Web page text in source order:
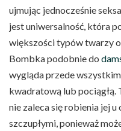
ujmując jednocześnie
jest uniwersalność, która
większości typów twarzy
Bombka podobnie do
wygląda przede
kwadratową lub pociągłą.
nie zaleca się robienia jej
szczupłymi, ponieważ